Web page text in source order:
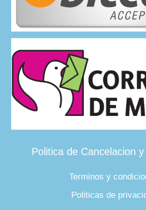
Politica de Cancelacion
Terminos y
Politicas de